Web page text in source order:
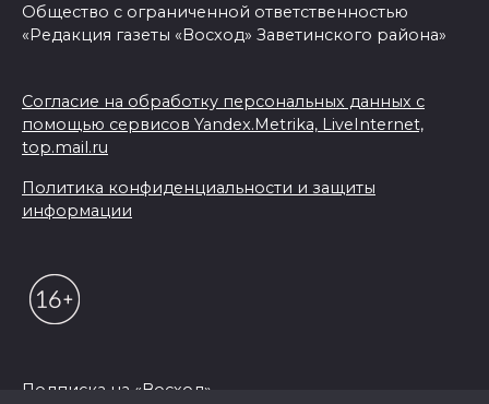
Общество с ограниченной ответственностью
«Редакция газеты «Восход» Заветинского района»
Согласие на обработку персональных данных с
помощью сервисов Yandex.Metrika, LiveInternet,
top.mail.ru
Политика конфиденциальности и защиты
информации
Подписка на «Восход»